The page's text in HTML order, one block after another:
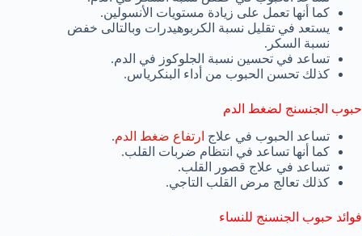
كما أنها تعمل على زيادة مستويات الأنسولين.
يستعد في تقليل نسبة الكربوهيدرات وبالتالى خفض
نسبة السكر.
تساعد في تحسين نسبة الجلوكوز في الدم.
كذلك تحسن الحبوب من أداء البنكرياس.
حبوب الجنسنج لضغط الدم
تساعد الحبوب في علاج ارتفاع ضغط الدم.
كما أنها تساعد في انتظام ضربات القلب.
تساعد في علاج قصور القلب.
كذلك تعالج مرض القلب التاجي.
فوائد حبوب الجنسنج للنساء